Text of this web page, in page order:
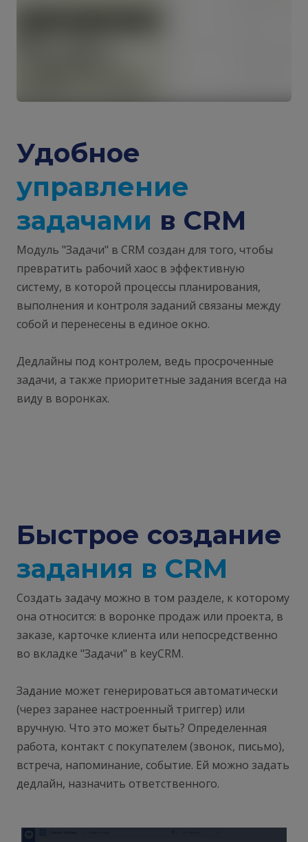
Удобное
управление
задачами в CRM
Модуль "Задачи" в CRM создан для того, чтобы
превратить рабочий хаос в эффективную
систему, в которой процессы планирования,
выполнения и контроля заданий связаны между
собой и перенесены в единое окно.
Дедлайны под контролем, ведь просроченные
задачи, а также приоритетные задания всегда на
виду в воронках.
Быстрое создание
задания в CRM
Создать задачу можно в том разделе, к которому
она относится: в воронке продаж или проекта, в
заказе, карточке клиента или непосредственно
во вкладке "Задачи" в keyCRM.
Задание может генерироваться автоматически
(через заранее настроенный триггер) или
вручную. Что это может быть? Определенная
работа, контакт с покупателем (звонок, письмо),
встреча, напоминание, событие. Ей можно задать
дедлайн, назначить ответственного.